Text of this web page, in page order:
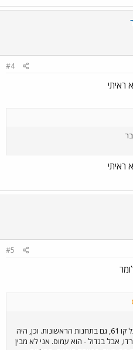
קו 18- ללא השחור ההוא למעלה שמעל החלון האחורי.
ב5048 בקו 23. היה נחמד. ומוזר שלא ראיתי את 447, מה איתה? ואגב, (3),
זה עצוב לראות אותן.
#4
ראיתי
ראיתי
#5
היום החלטתי לבדוק את העומס על קו 61, גם בתחנות הראשונות. וכן, היה
אבל בגדול - הוא עמוס. אני לא מבין